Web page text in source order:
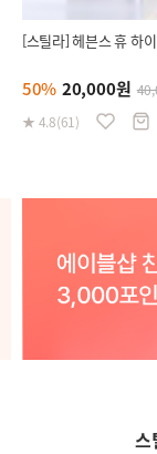
[스틸라] 헤븐스 휴 하
50% 20,000원
★ 4.8(61)
스